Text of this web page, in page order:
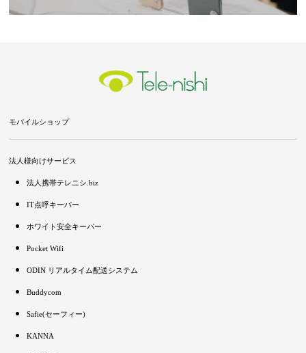
モバイルショップ
法人様向けサービス
法人携帯テレニシ.biz
IT点呼キーパー
ホワイト安全キーパー
Pocket Wifi
ODIN リアルタイム配送システム
Buddycom
Safie(セーフィー)
KANNA